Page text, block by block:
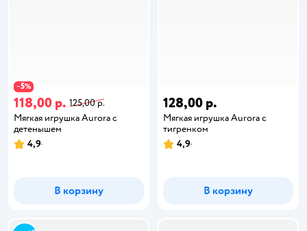
−5%
118,00 р. 125,00 р.
Мягкая игрушка Aurora с
детенышем
4,9
В корзину
128,00 р.
Мягкая игрушка Aurora с
тигренком
4,9
В корзину